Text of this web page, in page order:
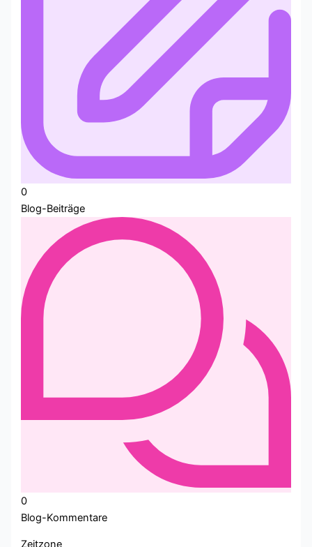
0
Blog-Beiträge
0
Blog-Kommentare
Zeitzone